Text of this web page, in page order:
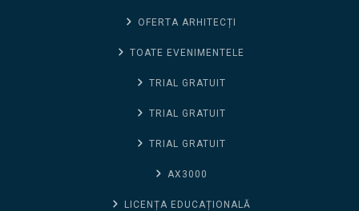
OFERTA ARHITECȚI
TOATE EVENIMENTELE
TRIAL GRATUIT
TRIAL GRATUIT
TRIAL GRATUIT
AX3000
LICENȚA EDUCAȚIONALĂ